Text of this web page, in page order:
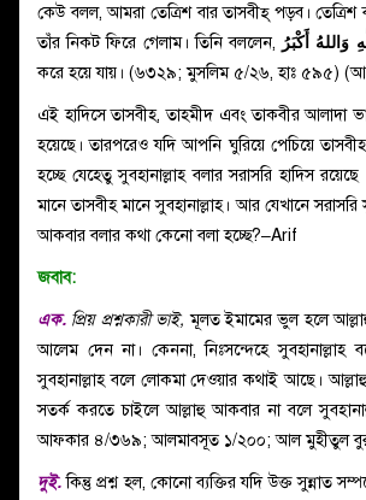
কেউ বলল, আমরা তেত্রিশ বার তাসবীহ্ পড়ব।
তাঁর নিকট ফিরে গেলাম। তিনি বললেন, وَاللهُ أَكْبَرُ
করে হয়ে যায়। (৬৩২৯; মুসলিম ৫/২৬, হাঃ ৫৯৫)
এই হাদিসে তাসবীহ, তাহমীদ এবং তাকবীর আলাদা
হয়েছে। তারপরেও যদি আপনি ঘুরিয়ে পেচিয়ে
হচ্ছে যেহেতু সুবহানাল্লাহ বলার সরাসরি হাদিস
মানে তাসবীহ মানে সুবহানাল্লাহ। আর যেখানে
আকবার বলার কথা কেনো বলা হচ্ছে?–Arif
জবাব:
এক. প্রিয় প্রশ্নকারী ভাই, মূলত ইমামের ভুল হলে
আলেম দেন না। কেননা, নিঃসন্দেহে সুবহানাল্লাহ
সুবহানাল্লাহ বলে লোকমা দেওয়ার কথাই আছে।
সতর্ক করতে চাইলে আল্লাহু আকবার না বলে
আফকার ৪/৩৬৯; আলমাবসূত ১/২০০; আল মুহীতুল
দুই. কিন্তু প্রশ্ন হল, কোনো ব্যক্তির যদি উক্ত সুন্নাত